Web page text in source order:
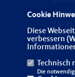
Cookie
Diese
verbessern
Die